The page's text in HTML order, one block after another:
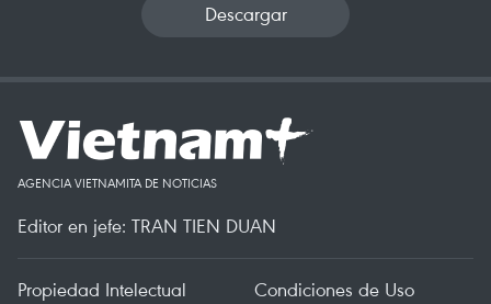
Descargar
AGENCIA VIETNAMITA DE NOTICIAS
Editor en jefe: TRAN TIEN DUAN
Propiedad Intelectual Condiciones de Uso